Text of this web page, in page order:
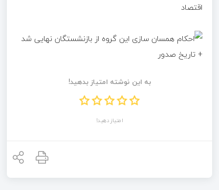
اقتصاد
به این نوشته امتیاز بدهید!
امتیاز دهید!